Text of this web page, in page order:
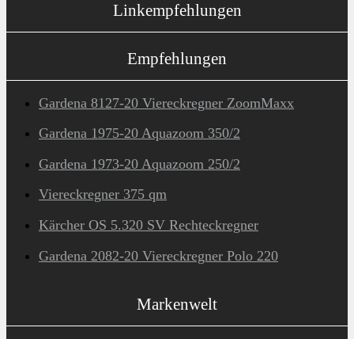
Linkempfehlungen
Empfehlungen
Gardena 8127-20 Viereckregner ZoomMaxx
Gardena 1975-20 Aquazoom 350/2
Gardena 1973-20 Aquazoom 250/2
Viereckregner 375 qm
Kärcher OS 5.320 SV Rechteckregner
Gardena 2082-20 Viereckregner Polo 220
Markenwelt